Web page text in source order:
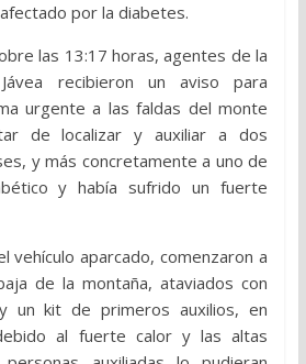
por la diabetes.
las 13:17 horas, agentes de la
recibieron un aviso para
urgente a las faldas del monte
de localizar y auxiliar a dos
y más concretamente a uno de
y había sufrido un fuerte
vehículo aparcado, comenzaron a
de la montaña, ataviados con
un kit de primeros auxilios, en
al fuerte calor y las altas